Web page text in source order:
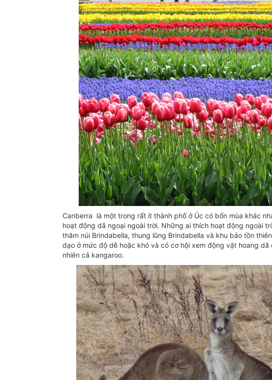
Canberra là một trong rất ít thành phố ở Úc có bốn mùa khác
hoạt động dã ngoại ngoài trời. Những ai thích hoạt động ngoài
thăm núi Brindabella, thung lũng Brindabella và khu bảo tồn
dạo ở mức độ dễ hoặc khó và có cơ hội xem động vật hoang dã
nhiên cả kangaroo.